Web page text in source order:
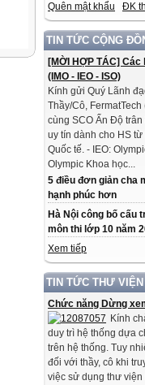
Quên mật khẩu ĐK
TIN TỨC CỘNG
[MỜI HỢP TÁC]
(IMO - IEO - ISO)
Kính gửi Quý Lãnh
Thầy/Cô,
cùng SCO Ấn Độ
uy tín dành cho HS từ
Quốc tế. - IEO:
Olympic Khoa học...
5 điều đơn giản cha
hạnh phúc hơn
Hà Nội công bố cấu
môn thi lớp 10 năm
Xem tiếp
TIN TỨC THƯ VIỆN
Chức năng Dừng
Kính
duy trì hệ thống dựa
trên hệ thống. Tuy
đối với thầy, cô khi
việc sử dụng thư